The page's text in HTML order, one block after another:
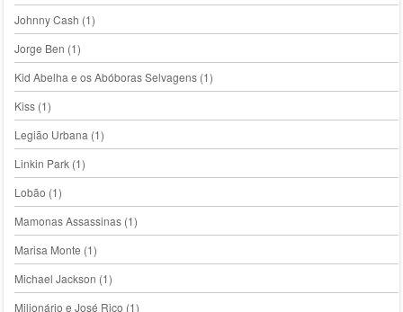
Johnny Cash (1)
Jorge Ben (1)
Kid Abelha e os Abóboras Selvagens(1)
Kiss(1)
Legião Urbana (1)
Linkin Park(1)
Lobão (1)
Mamonas Assassinas(1)
Marisa Monte (1)
Michael Jackson (1)
Milionário e José Rico (1)